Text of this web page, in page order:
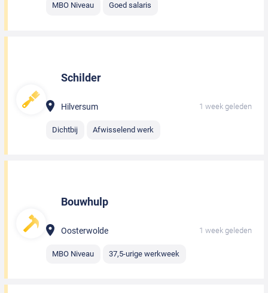
MBO Niveau Goed salaris
Schilder
Hilversum 1 week geleden
Dichtbij Afwisselend werk
Bouwhulp
Oosterwolde 1 week geleden
MBO Niveau 37,5-urige werkweek